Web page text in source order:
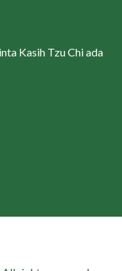
Kasih Tzu Chi ada